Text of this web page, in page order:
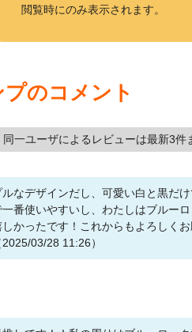
閲覧時にのみ表示されます。
のコメント
同一ユーザによるレビューは最新3件
ルなデザインだし、可愛い白と黒だ
一番使いやすいし、わたしはブルー
かったです！これからもよろしく
03/28 11:26）